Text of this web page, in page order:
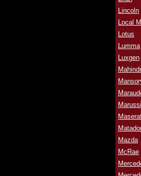
Lincoln
Local
Lotus
Lumma
Luxgen
Mazda
McRae